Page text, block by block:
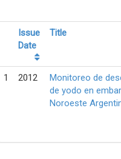
Issue
Date
Title
1 2012
Monitoreo de
de yodo en
Noroeste